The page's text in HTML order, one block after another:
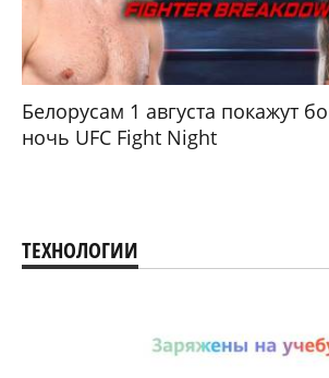
Белорусам 1 августа покажут
ночь UFC Fight Night
ТЕХНОЛОГИИ